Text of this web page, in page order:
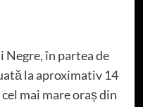
Negre, în partea de
la aproximativ 14
mai mare oraș din